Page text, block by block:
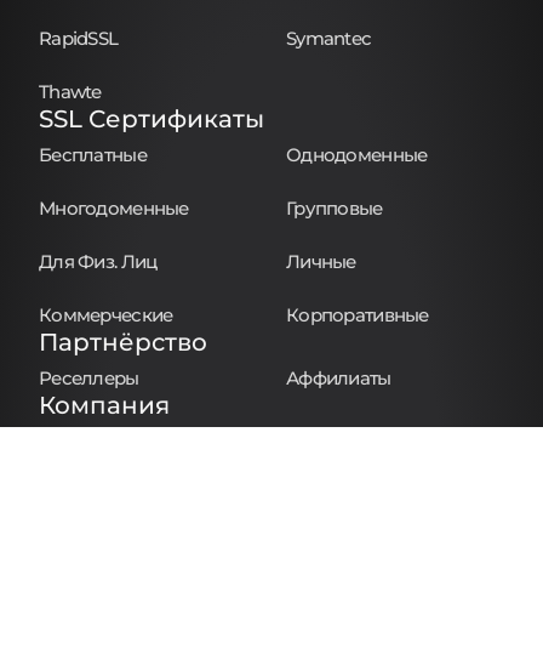
RapidSSL Symantec
Thawte
SSL Сертификаты
Бесплатные Однодоменные
Многодоменные Групповые
Для Физ. Лиц Личные
Коммерческие Корпоративные
Партнёрство
Реселлеры Аффилиаты
Компания